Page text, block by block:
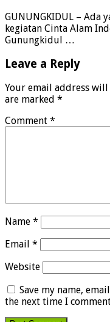
GUNUNGKIDUL – Ada
kegiatan Cinta Alam
Gunungkidul …
Leave a Reply
Your email address
are marked *
Comment *
Name *
Email *
Website
Save my name,
the next time I